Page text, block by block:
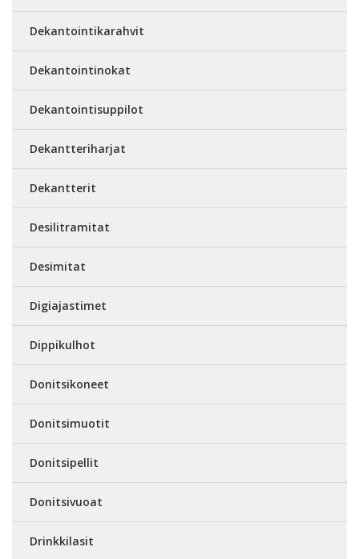
Dekantointikarahvit
Dekantointinokat
Dekantointisuppilot
Dekantteriharjat
Dekantterit
Desilitramitat
Desimitat
Digiajastimet
Dippikulhot
Donitsikoneet
Donitsimuotit
Donitsipellit
Donitsivuoat
Drinkkilasit